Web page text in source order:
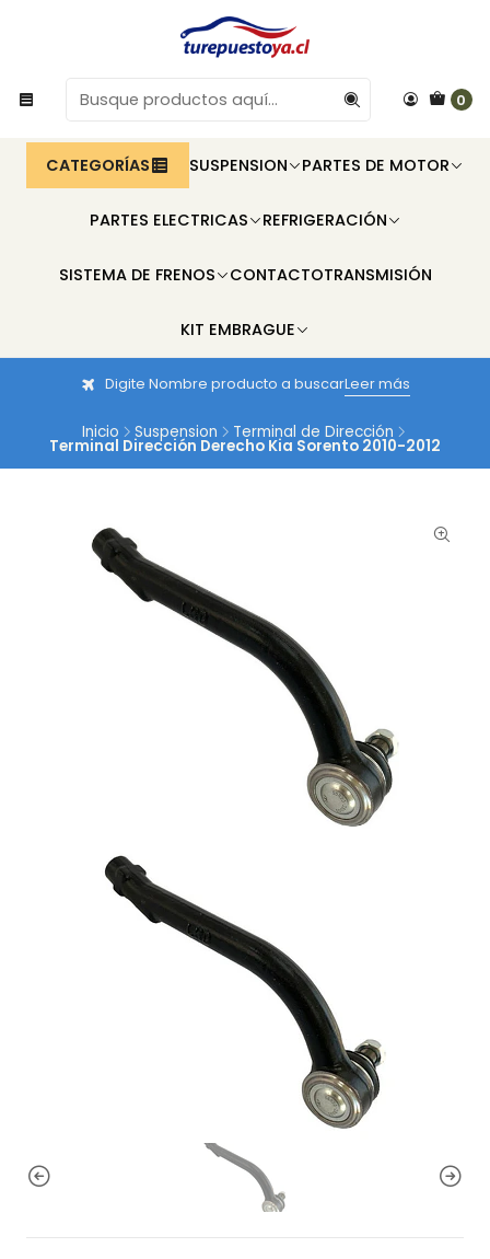
0
CATEGORÍAS SUSPENSION PARTES DE MOTOR
PARTES ELECTRICAS REFRIGERACIÓN
SISTEMA DE FRENOS CONTACTOTRANSMISIÓN
KIT EMBRAGUE
Digite Nombre producto a buscarLeer más
Inicio Suspension Terminal de Dirección
Terminal Dirección Derecho Kia Sorento 2010-2012